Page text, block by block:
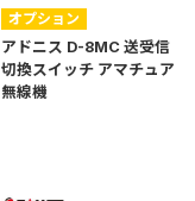
オプション
アドニス D-8MC 送受信
切換スイッチ アマチュア
無線機